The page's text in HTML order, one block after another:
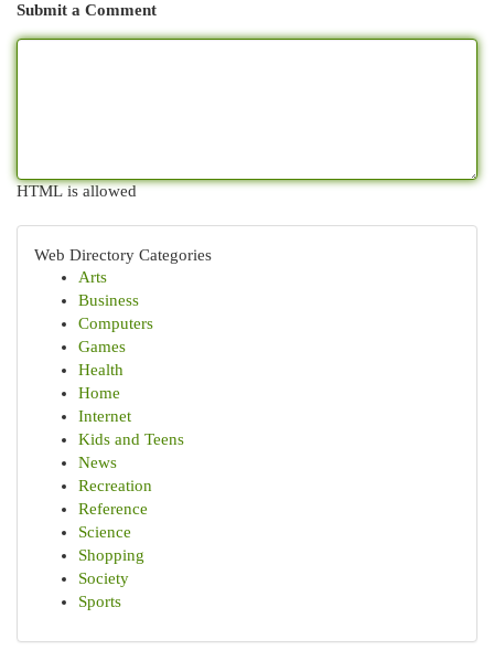
Submit a Comment
HTML is allowed
Web Directory Categories
Arts
Business
Computers
Games
Health
Home
Internet
Kids and Teens
News
Recreation
Reference
Science
Shopping
Society
Sports